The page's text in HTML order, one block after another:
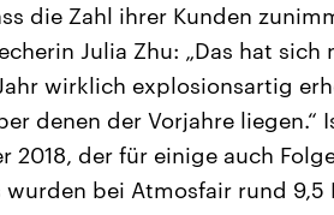
die Zahl ihrer Kunden
Julia Zhu: „Das hat
wirklich explosionsartig
denen der Vorjahre liegen.“
2018, der für einige auch
wurden bei Atmosfair rund